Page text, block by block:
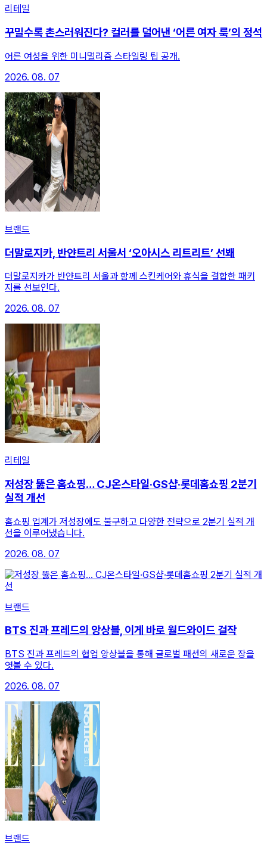
리테일
꾸밀수록 촌스러워진다? 컬러를 덜어낸 ‘어른 여자 룩’의 정석
어른 여성을 위한 미니멀리즘 스타일링 팁 공개.
2026. 08. 07
브랜드
더말로지카, 반얀트리 서울서 ‘오아시스 리트리트’ 선봬
더말로지카가 반얀트리 서울과 함께 스킨케어와 휴식을 결합한 패키
지를 선보인다.
2026. 08. 07
리테일
저성장 뚫은 홈쇼핑… CJ온스타일·GS샵·롯데홈쇼핑 2분기
실적 개선
홈쇼핑 업계가 저성장에도 불구하고 다양한 전략으로 2분기 실적 개
선을 이루어냈습니다.
2026. 08. 07
브랜드
BTS 진과 프레드의 앙상블, 이게 바로 월드와이드 걸작
BTS 진과 프레드의 협업 앙상블을 통해 글로벌 패션의 새로운 장을
엿볼 수 있다.
2026. 08. 07
브랜드